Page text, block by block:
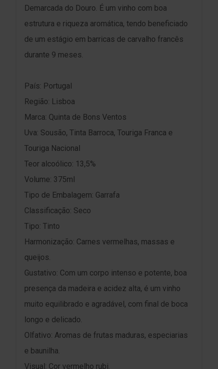
Demarcada do Douro. É um vinho com boa
estrutura e riqueza aromática, tendo beneficiado
de um estágio em barricas de carvalho francês
durante 9 meses.
País: Portugal
Região: Lisboa
Marca: Quinta de Bons Ventos
Uva: Sousão, Tinta Barroca, Touriga Franca e
Touriga Nacional
Teor alcoólico: 13,5%
Volume: 375ml
Tipo de Embalagem: Garrafa
Classificação: Seco
Tipo: Tinto
Harmonização: Carnes vermelhas, massas e
queijos.
Gustativo: Com um corpo intenso e potente, boa
presença da madeira e acidez alta, é um vinho
muito equilibrado e agradável, com final de boca
longo e delicado.
Olfativo: Aromas de frutas maduras, especiarias
e baunilha.
Visual: Cor vermelho rubi.